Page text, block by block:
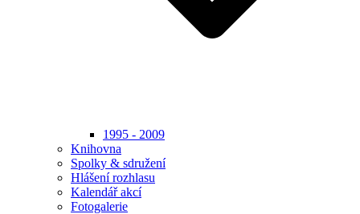
1995 - 2009
Knihovna
Spolky & sdružení
Hlášení rozhlasu
Kalendář akcí
Fotogalerie